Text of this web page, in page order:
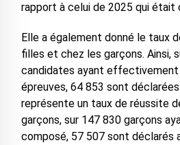
rapport à celui de 2025 qui était
Elle a également donné le taux
filles et chez les garçons. Ainsi,
candidates ayant effectivement
épreuves, 64 853 sont
représente un taux de réussite
garçons, sur 147 830 garçons
composé, 57 507 sont déclarés